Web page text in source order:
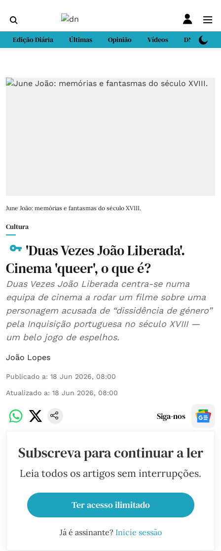
Edição Diária Últimas Opinião Vídeos DN Sport
June João: memórias e fantasmas do século XVIII.
Cultura
'Duas Vezes João Liberada'.
Cinema 'queer', o que é?
Duas Vezes João Liberada centra-se numa
equipa de cinema a rodar um filme sobre uma
personagem acusada de “dissidência de género”
pela Inquisição portuguesa no século XVIII —
um belo jogo de espelhos.
João Lopes
Publicado a: 18 Jun 2026, 08:00
Atualizado a: 18 Jun 2026, 08:00
Siga-nos
Subscreva para continuar a ler
Leia todos os artigos sem interrupções.
Ter acesso ilimitado
Já é assinante? Inicie sessão